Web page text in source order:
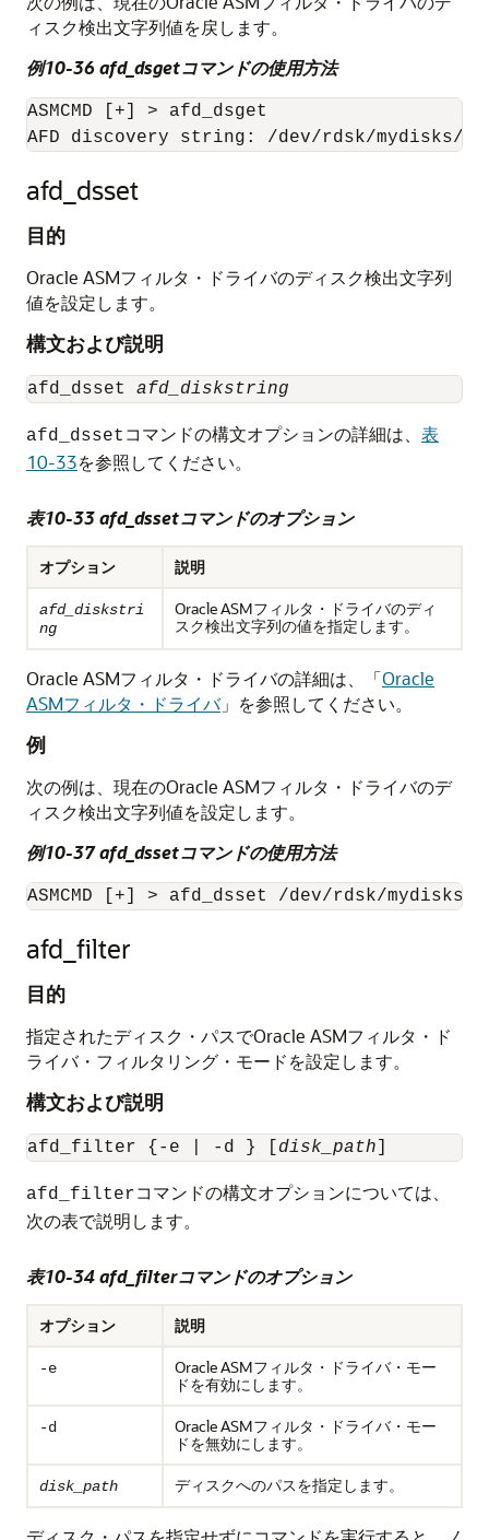
ィスク検出文字列値を戻します。
例10-36 afd_dsgetコマンドの使用方法
ASMCMD [+] > afd_dsget
AFD discovery string: /dev/rdsk/mydisks/*
afd_dsset
目的
Oracle ASMフィルタ・ドライバのディスク検出文字列
値を設定します。
構文および説明
afd_dsset afd_diskstring
afd_dsset コマンドの構文オプションの詳細は、 表
10-33を参照してください。
表10-33 afd_dssetコマンドのオプション
オプション 説明
afd_diskstri
ng
Oracle ASMフィルタ・ドライバのディ
スク検出文字列の値を指定します。
Oracle ASMフィルタ・ドライバの詳細は、 「Oracle
ASMフィルタ・ドライバ」 を参照してください。
例
次の例は、現在のOracle ASMフィルタ・ドライバのデ
ィスク検出文字列値を設定します。
例10-37 afd_dssetコマンドの使用方法
ASMCMD [+] > afd_dsset /dev/rdsk/mydisks/*
afd_filter
目的
指定されたディスク・パスでOracle ASMフィルタ・ド
ライバ・フィルタリング・モードを設定します。
構文および説明
afd_filter {-e | -d } [ disk_path
afd_filterコマンドの構文オプションについては、
次の表で説明します。
表10-34 afd_filterコマンドのオプション
オプション 説明
-e
Oracle ASMフィルタ・ドライバ・モー
ドを有効にします。
-d
Oracle ASMフィルタ・ドライバ・モー
ドを無効にします。
disk_path ディスクへのパスを指定します。